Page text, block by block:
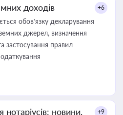
доходів +6
обов’язку декларування
джерел, визначення
застосування правил
новини,
+9